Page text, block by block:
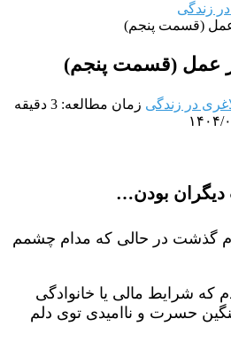
زندگی
عمل (قسمت پنجم)
در عمل (قسمت پنجم)
در زندگی زمان مطالعه: 3 دقیقه
از عمرم گذشت در حالی که مدام چشمم
شرایط مالی یا خانوادگی
حسرت و ناامیدی توی دلم